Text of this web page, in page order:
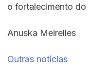
o fortalecimento do
Anuska Meirelles
Outras notícias